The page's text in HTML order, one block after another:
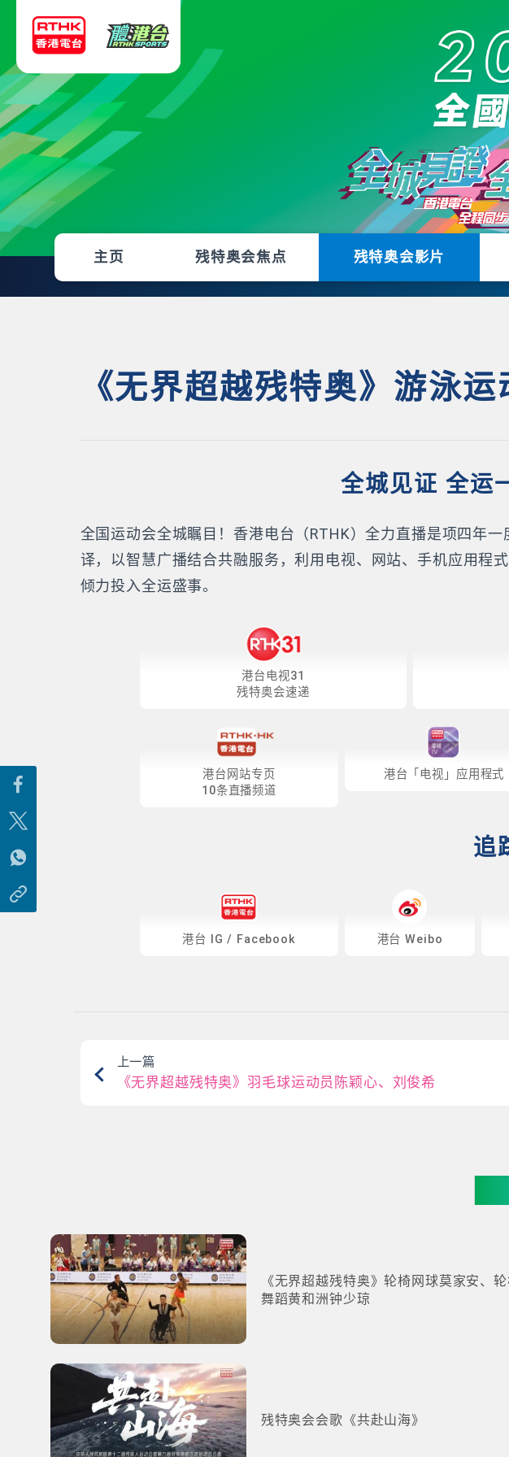
主页 残特奥会焦点 残特奥会影片
《无界超越残特奥》游泳
全城见证 全运
全国运动会全城瞩目！香港电台（RTHK）全力直播是项四年
译，以智慧广播结合共融服务，利用电视、网站、手机应用程
倾力投入全运盛事。
港台电视31
残特奥会速递
港台网站专页
10条直播频道
港台「电视」应用程式
追
港台 IG / Facebook 港台 Weibo
上一篇
《无界超越残特奥》羽毛球运动员陈颖心、刘俊希
《无界超越残特奥》轮椅网球莫家安、
舞蹈黄和洲钟少琼
残特奥会会歌《共赴山海》